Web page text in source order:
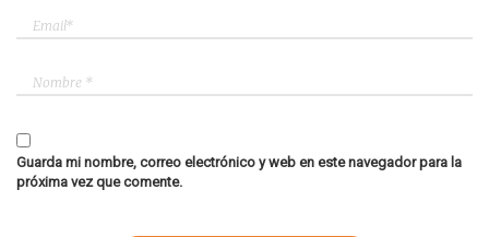
Guarda mi nombre, correo electrónico y web en este navegador para la
próxima vez que comente.